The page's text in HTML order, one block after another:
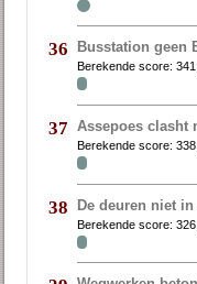
36 Busstation geen
Berekende score:341
37 Assepoes clasht
Berekende score:338
38 De deuren niet
Berekende score:326